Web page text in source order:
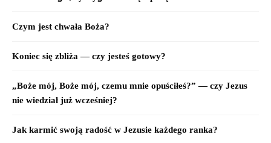
Czym jest chwała Boża?
Koniec się zbliża — czy jesteś gotowy?
„Boże mój, Boże mój, czemu mnie opuściłeś?” — czy Jezus
nie wiedział już wcześniej?
Jak karmić swoją radość w Jezusie każdego ranka?